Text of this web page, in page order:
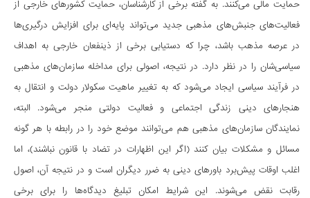
حمایت مالی می‌کنند. به گفته برخی از کارشناسان، حمایت کشورهای خارجی از
فعالیت‌های جنبش‌های مذهبی جدید می‌تواند پایه‌ای برای افزایش درگیری‌ها
در عرصه مذهب باشد، چرا که دستیابی برخی از ذینفعان خارجی به اهداف
سیاسی‌شان را در نظر دارد. در نتیجه، اصولی برای مداخله سازمان‌های مذهبی
در فرآیند سیاسی ایجاد می‌شود که به تغییر ماهیت سکولار دولت و انتقال به
هنجارهای دینی زندگی اجتماعی و فعالیت دولتی منجر می‌شود. البته،
نمایندگان سازمان‌های مذهبی هم می‌توانند موضع خود را در رابطه با هر گونه
مسائل و مشکلات بیان کنند (اگر این اظهارات در تضاد با قانون نباشند)، اما
اغلب اوقات پیش‌برد باورهای دینی به ضرر دیگران است و در نتیجه آن، اصول
رقابت نقض می‌شوند. این شرایط امکان تبلیغ دیدگاه‌ها را برای برخی